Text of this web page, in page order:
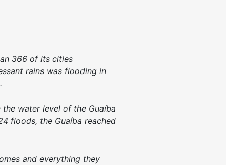
366 of its cities
rains was flooding in
water level of the Guaíba
floods, the Guaíba reached
and everything they